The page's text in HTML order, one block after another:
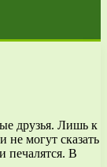
друзья. Лишь к
не могут сказать
печалятся. В